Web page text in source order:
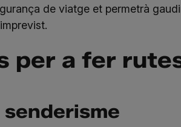
de viatgeet permetrà
per a fer